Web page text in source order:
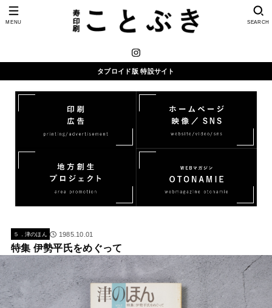
SEARCH
MENU
タブロイド版 特設サイト
５．津のほん 1985.10.01
特集 伊勢平氏をめぐって